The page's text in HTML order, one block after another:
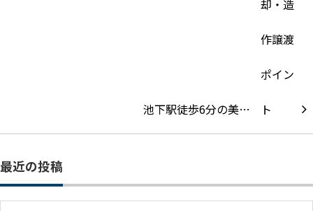
池下駅徒歩6分の美…
最近の投稿